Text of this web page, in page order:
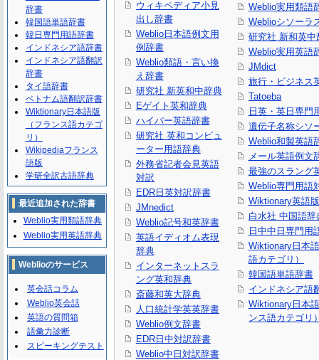
ウィキペディア小見
出し辞書
Weblio日本語例文用
例辞書
Weblio類語・言い換
え辞書
研究社 新英和中辞典
Eゲイト英和辞典
ハイパー英語辞書
研究社 英和コンピュ
ーター用語辞典
外務省記者会見英語
対訳
EDR日英対訳辞書
JMnedict
Weblio記号和英辞書
英語イディオム表現
辞典
インターネットスラ
ング英和辞典
斎藤和英大辞典
人口統計学英英辞書
Weblio例文辞書
EDR日中対訳辞書
Weblio中日対訳辞書
Weblio実用類語
Weblioシソーラ
研究社 新和英中
Weblio実用英語
JMdict
旅行・ビジネス
Tatoeba
日英・英日専門
遺伝子名称シソ
Weblio和製英語
メール英語例文
最強のスラング
Weblio専門用語
Wiktionary英語版
白水社 中国語辞
日中中日専門用
Wiktionary日本
語カテゴリ）
韓国語単語辞書
インドネシア語
Wiktionary日本
ンス語カテゴリ
辞書
韓国語単語辞書
韓日専門用語辞書
インドネシア語辞書
インドネシア語翻訳
辞書
タイ語辞書
ベトナム語翻訳辞書
Wiktionary日本語版
（フランス語カテゴ
リ）
Wikipediaフランス
語版
学研全訳古語辞典
最近追加された辞書
Weblio実用類語辞典
Weblio実用英語辞典
Weblioのサービス
英会話コラム
Weblio英会話
英語の質問箱
語彙力診断
スピーキングテスト